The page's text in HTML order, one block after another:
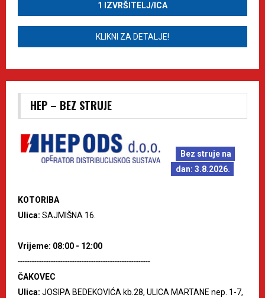
1 IZVRŠITELJ/ICA
KLIKNI ZA DETALJE!
HEP – BEZ STRUJE
Bez struje na
dan: 3.8.2026.
KOTORIBA
Ulica: SAJMIŠNA 16.
Vrijeme: 08:00 - 12:00
--------------------------------------------------------
ČAKOVEC
Ulica: JOSIPA BEDEKOVIĆA kb.28, ULICA MARTANE nep. 1-7,